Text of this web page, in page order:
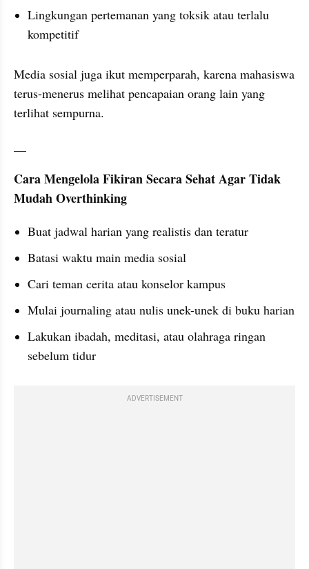
Lingkungan pertemanan yang toksik atau terlalu
kompetitif
Media sosial juga ikut memperparah, karena mahasiswa
terus-menerus melihat pencapaian orang lain yang
terlihat sempurna.
Cara Mengelola Fikiran Secara Sehat Agar Tidak
Mudah Overthinking
Buat jadwal harian yang realistis dan teratur
Batasi waktu main media sosial
Cari teman cerita atau konselor kampus
Mulai journaling atau nulis unek-unek di buku harian
Lakukan ibadah, meditasi, atau olahraga ringan
sebelum tidur
ADVERTISEMENT